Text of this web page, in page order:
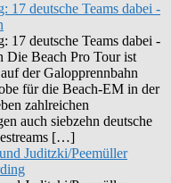
17 deutsche Teams dabei -
17 deutsche Teams dabei -
Die Beach Pro Tour ist
der Galopprennbahn
für die Beach-EM in der
zahlreichen
auch siebzehn deutsche
[…]
Juditzki/Peemüller